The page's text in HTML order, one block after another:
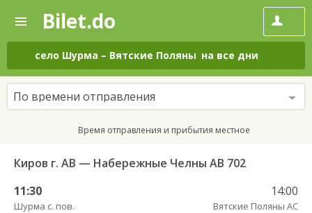
—
Поиск
и
покупка
билетов
на
автобус
онлайн
Bilet.do
село Шурма – Вятские Поляны на все дни
По времени отправления
Время отправления и прибытия местное
Киров г. АВ — Набережные Челны АВ 702
11:30
Шурма с. пов.
14:00
Вятские Поляны АС